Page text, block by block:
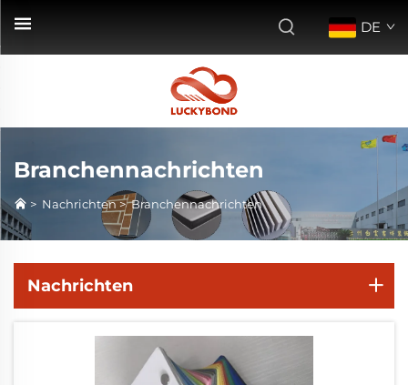
DE
Branchennachrichten
> Nachrichten>Branchennachrichten
Nachrichten